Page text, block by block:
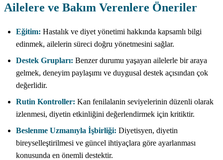
Ailelere ve Bakım Verenlere Öneriler
Eğitim: Hastalık ve diyet yönetimi hakkında kapsamlı bilgi
edinmek, ailelerin süreci doğru yönetmesini sağlar.
Destek Grupları: Benzer durumu yaşayan ailelerle bir araya
gelmek, deneyim paylaşımı ve duygusal destek açısından çok
değerlidir.
Rutin Kontroller: Kan fenilalanin seviyelerinin düzenli olarak
izlenmesi, diyetin etkinliğini değerlendirmek için kritiktir.
Beslenme Uzmanıyla İşbirliği: Diyetisyen, diyetin
bireyselleştirilmesi ve güncel ihtiyaçlara göre ayarlanması
konusunda en önemli destektir.